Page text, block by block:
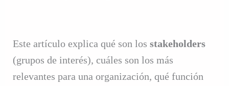
Este artículo explica qué son los stakeholders
(grupos de interés), cuáles son los más
relevantes para una organización, qué función